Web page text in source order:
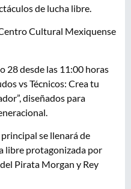
de lucha libre.
Cultural Mexiquense
28 desde las 11:00 horas
vs Técnicos: Crea tu
diseñados para
se llenará de
libre protagonizada por
Pirata Morgan y Rey